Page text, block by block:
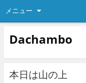
メニュー
Dachambo
本日は山の上